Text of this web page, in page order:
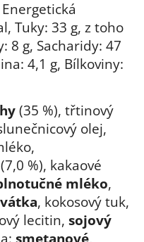
Energetická
Tuky: 33 g, z toho
8 g, Sacharidy: 47
4,1 g, Bílkoviny:
(35 %), třtinový
olej,
%), kakaové
mléko,
, kokosový tuk,
lecitin, sojový
smetanové,